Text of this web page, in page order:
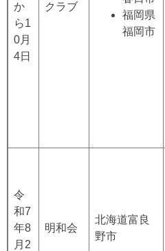
か
ら1
0月
4日
クラブ
福岡県
福岡市
令
和7
年8
月2
明和会
北海道富良
野市